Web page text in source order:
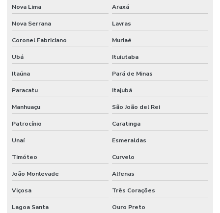
Nova Lima Araxá
Nova Serrana Lavras
Coronel Fabriciano Muriaé
Ubá Ituiutaba
Itaúna Pará de Minas
Paracatu Itajubá
Manhuaçu São João del Rei
Patrocínio Caratinga
Unaí Esmeraldas
Timóteo Curvelo
João Monlevade Alfenas
Viçosa Três Corações
Lagoa Santa Ouro Preto